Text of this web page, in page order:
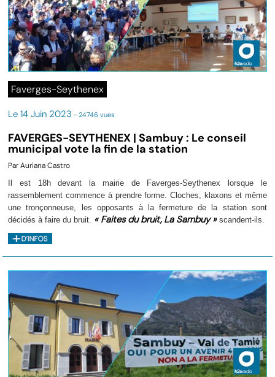
Faverges-Seythenex
Le 14 Juin 2023 - 24746 vues
FAVERGES-SEYTHENEX | Sambuy : Le conseil
municipal vote la fin de la station
Par Auriana Castro
Il est 18h devant la mairie de Faverges-Seythenex lorsque le
rassemblement commence à prendre forme. Cloches, klaxons et même
une tronçonneuse, les opposants à la fermeture de la station sont
décidés à faire du bruit. « Faites du bruit, La Sambuy » scandent-ils.